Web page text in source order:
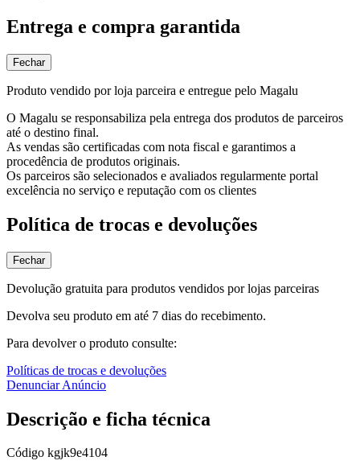
Entrega e compra garantida
Fechar
Produto vendido por loja parceira e entregue pelo Magalu
O Magalu se responsabiliza pela entrega dos produtos de parceiros
até o destino final.
As vendas são certificadas com nota fiscal e garantimos a
procedência de produtos originais.
Os parceiros são selecionados e avaliados regularmente portal
excelência no serviço e reputação com os clientes
Política de trocas e devoluções
Fechar
Devolução gratuita para produtos vendidos por lojas parceiras
Devolva seu produto em até 7 dias do recebimento.
Para devolver o produto consulte:
Políticas de trocas e devoluções
Denunciar Anúncio
Descrição e ficha técnica
Código kgjk9e4104